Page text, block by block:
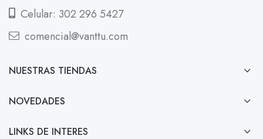
Celular: 302 296 5427
comencial@vanttu.com
NUESTRAS TIENDAS
NOVEDADES
LINKS DE INTERES